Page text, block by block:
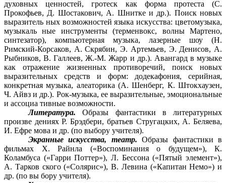
духовных ценностей, гротеск как форма протеста (С.
Прокофьев, Д. Шостакович, А. Шнитке и др.). Поиск новых
выразитель ных возможностей языка искусства: цветомузыка,
музыкаль ные инструменты (терменвокс, волны Мартено,
синтезатор), компьютерная музыка, лазерные шоу (Н.
Римский-Корсаков, А. Скрябин, Э. Артемьев, Э. Денисов, А.
Рыбников, В. Галлеев, Ж.-М. Жарр и др.). Авангард в музыке
как отражение жизненных противоречий, поиск новых
выразительных средств и форм: додекафония, серийная,
конкретная музыка, алеаторика (А. Шенберг, К. Штокхаузен,
Ч. Айвз и др.). Рок-музыка, ее выразительные, эмоциональные
и ассоциа тивные возможности.
Литература.Образы фантастики в литературных
произве дениях Р. Брэдбери, братьев Стругацких, А. Беляева,
И. Ефре мова и др. (по выбору учителя).
Экранные искусства, театр.Образы фантастики в
фильмах X. Райнла («Воспоминания о будущем»), К.
Коламбуса («Гарри Поттер»), Л. Бессона («Пятый элемент»),
А. Тарков ского («Солярис»), В. Левина («Капитан Немо») и
др. (по вы бору учителя).